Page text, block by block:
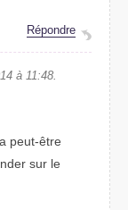
Répondre
à 11:48.
peut-être
sur le